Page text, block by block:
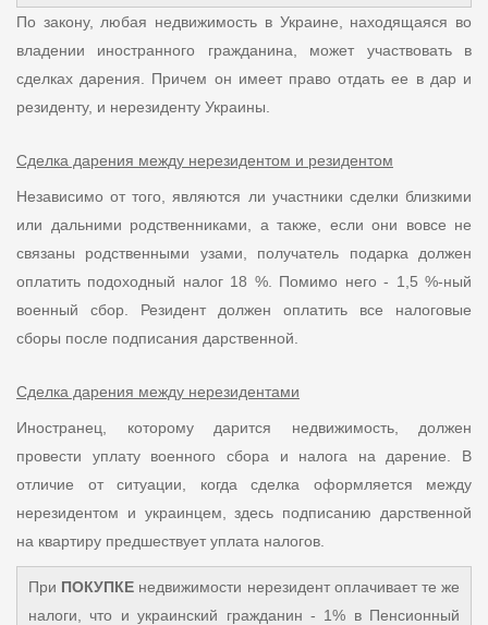
По закону, любая недвижимость в Украине, находящаяся во
владении иностранного гражданина, может участвовать в
сделках дарения. Причем он имеет право отдать ее в дар и
резиденту, и нерезиденту Украины.
Сделка дарения между нерезидентом и резидентом
Независимо от того, являются ли участники сделки близкими
или дальними родственниками, а также, если они вовсе не
связаны родственными узами, получатель подарка должен
оплатить подоходный налог 18 %. Помимо него - 1,5 %-ный
военный сбор. Резидент должен оплатить все налоговые
сборы после подписания дарственной.
Сделка дарения между нерезидентами
Иностранец, которому дарится недвижимость, должен
провести уплату военного сбора и налога на дарение. В
отличие от ситуации, когда сделка оформляется между
нерезидентом и украинцем, здесь подписанию дарственной
на квартиру предшествует уплата налогов.
При ПОКУПКЕ недвижимости нерезидент оплачивает те же
налоги, что и украинский гражданин - 1% в Пенсионный